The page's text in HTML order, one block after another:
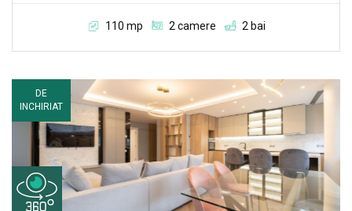
110 mp 2 camere 2 bai
DE
INCHIRIAT